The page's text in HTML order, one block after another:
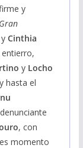
y
Gran
y Cinthia
y Locho
hasta el
, con
momento